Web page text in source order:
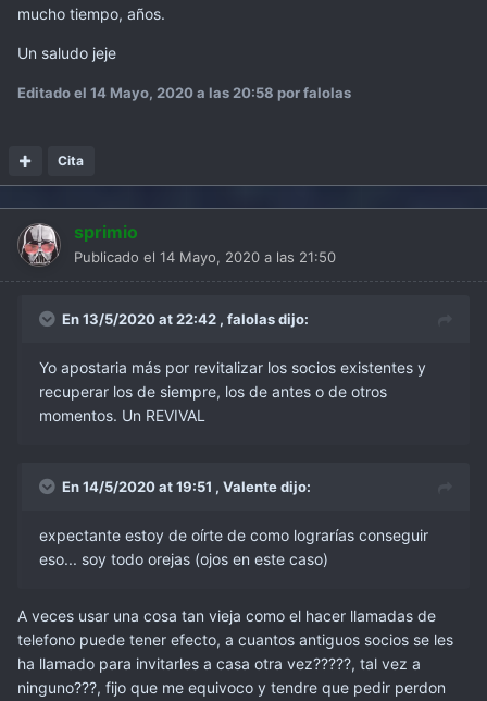
mucho tiempo, años.
Un saludo jeje
Editado el 14 Mayo, 2020 a las 20:58 por falolas
Cita
sprimio
Publicado el 14 Mayo, 2020 a las 21:50
En 13/5/2020 at 22:42 , falolasdijo:
Yo apostaria más por revitalizar los socios existentes y
recuperar los de siempre, los de antes o de otros
momentos. Un REVIVAL
En 14/5/2020 at 19:51 , Valentedijo:
expectante estoy de oírte de como lograrías conseguir
eso... soy todo orejas (ojos en este caso)
A veces usar una cosa tan vieja como el hacer llamadas de
telefono puede tener efecto, a cuantos antiguos socios se les
ha llamado para invitarles a casa otra vez?????, tal vez a
ninguno???, fijo que me equivoco y tendre que pedir perdon